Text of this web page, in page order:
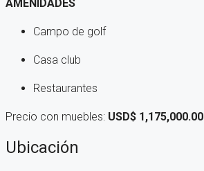
AMENIDADES
Campo de golf
Casa club
Restaurantes
Precio con muebles: USD$ 1,175,000.00
Ubicación